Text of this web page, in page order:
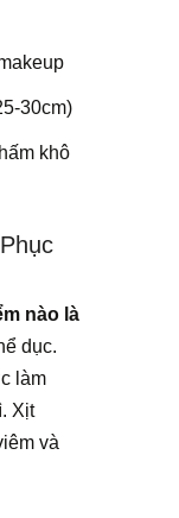
30cm)
khô
nào là
dục.
làm
Xịt
và